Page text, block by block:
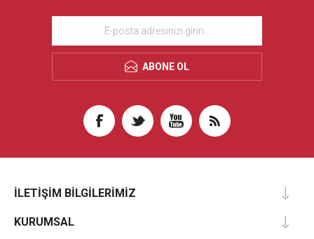
ABONE OL
İLETIŞIM BILGILERIMIZ
KURUMSAL